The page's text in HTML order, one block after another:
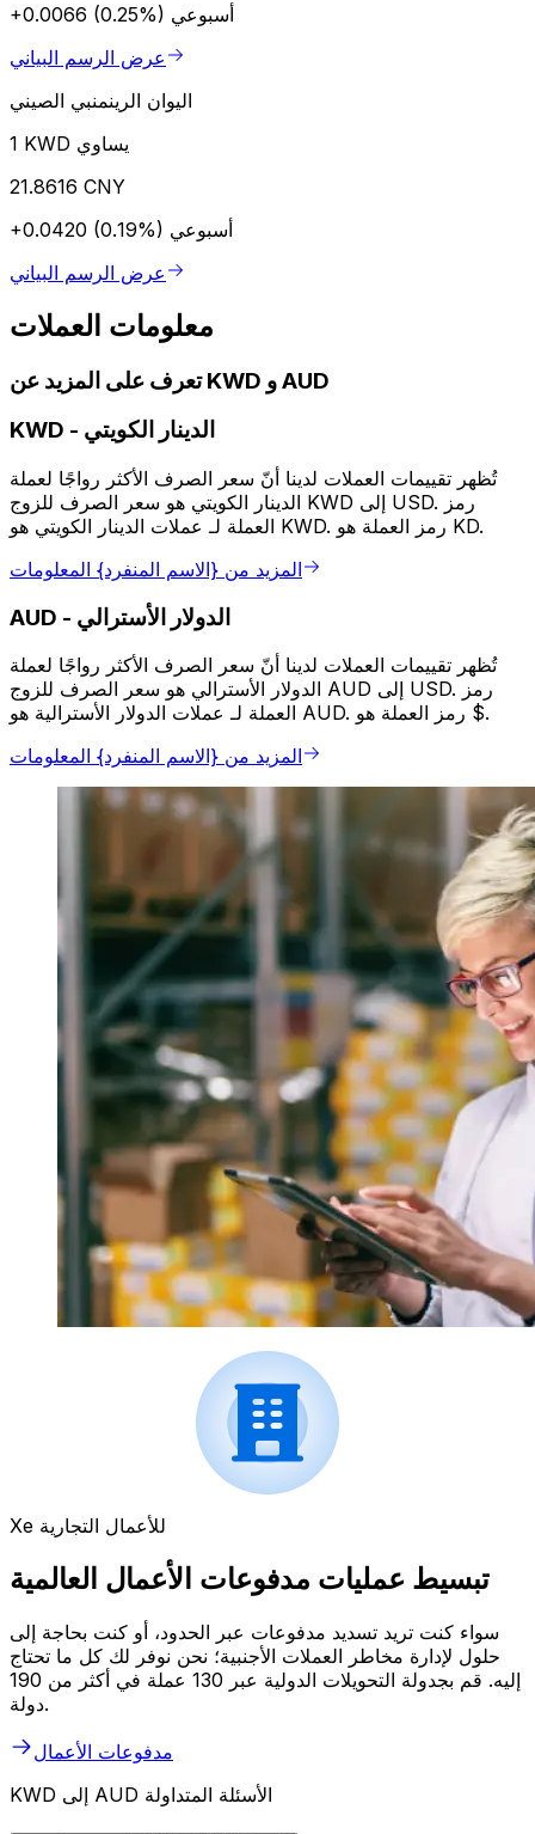
+0.0066 (0.25%) أسبوعي
عرض الرسم البياني
اليوان الرينمنبي الصيني
1 KWD يساوي
21.8616 CNY
+0.0420 (0.19%) أسبوعي
عرض الرسم البياني
معلومات العملات
تعرف على المزيد عن KWD و AUD
KWD - الدينار الكويتي
تُظهر تقييمات العملات لدينا أنّ سعر الصرف الأكثر رواجًا لعملة
الدينار الكويتي هو سعر الصرف للزوج KWD إلى USD. رمز
العملة لـ عملات الدينار الكويتي هو KWD. رمز العملة هو KD.
المزيد من {الاسم المنفرد} المعلومات
AUD - الدولار الأسترالي
تُظهر تقييمات العملات لدينا أنّ سعر الصرف الأكثر رواجًا لعملة
الدولار الأسترالي هو سعر الصرف للزوج AUD إلى USD. رمز
العملة لـ عملات الدولار الأسترالية هو AUD. رمز العملة هو $.
المزيد من {الاسم المنفرد} المعلومات
Xe للأعمال التجارية
تبسيط عمليات مدفوعات الأعمال العالمية
سواء كنت تريد تسديد مدفوعات عبر الحدود، أو كنت بحاجة إلى
حلول لإدارة مخاطر العملات الأجنبية؛ نحن نوفر لك كل ما تحتاج
إليه. قم بجدولة التحويلات الدولية عبر 130 عملة في أكثر من 190
دولة.
مدفوعات الأعمال
KWD إلى AUD الأسئلة المتداولة